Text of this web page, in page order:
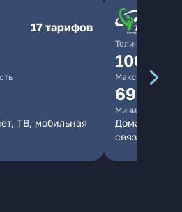
17 тарифов
ТВ, мобильная
ТелинКом
1000
Максимальная
690
Минимальная
Домашний
связь